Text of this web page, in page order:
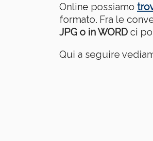
Online possiamo
formato. Fra le
JPG o in WORD ci
Qui a seguire